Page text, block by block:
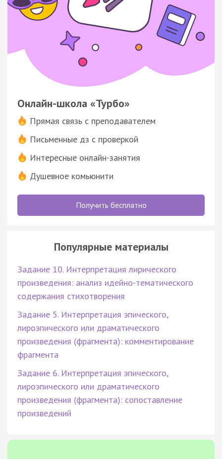
Онлайн-школа «Турбо»
Прямая связь с преподавателем
Письменные дз с проверкой
Интересные онлайн-занятия
Душевное комьюнити
Получить бесплатно
Популярные материалы
Задание 10. Интерпретация лирического
произведения: анализ идейно-тематического
содержания стихотворения
Задание 5. Интерпретация эпического,
лироэпического или драматического
произведения (фрагмента): комментирование
фрагмента
Задание 6. Интерпретация эпического,
лироэпического или драматического
произведения (фрагмента): сопоставление
произведений